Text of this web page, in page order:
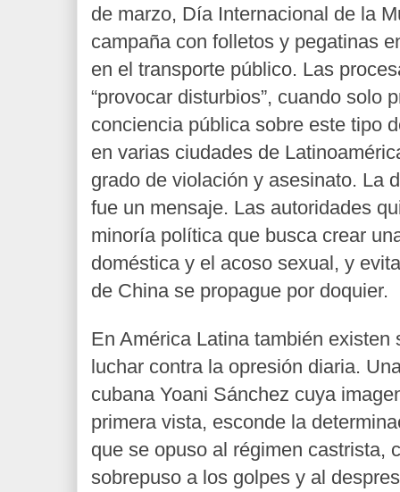
de marzo, Día Internacional de la
campaña con folletos y pegatinas
en el transporte público. Las
“provocar disturbios”, cuando solo
conciencia pública sobre este tipo
en varias ciudades de
grado de violación y asesinato. La
fue un mensaje. Las autoridades
minoría política que busca crear
doméstica y el acoso sexual, y
de China se propague por doquier.
En América Latina también existen
luchar contra la opresión diaria.
cubana Yoani Sánchez cuya
primera vista, esconde la
que se opuso al régimen castrista,
sobrepuso a los golpes y al